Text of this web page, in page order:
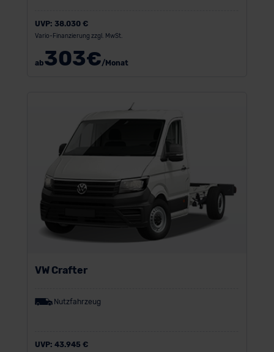
UVP: 38.030 €
Vario-Finanzierung zzgl. MwSt.
ab303€/Monat
VW Crafter
Nutzfahrzeug
UVP: 43.945 €